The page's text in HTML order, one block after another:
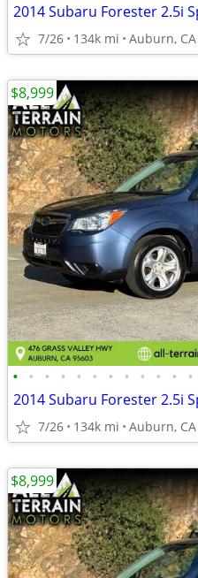
7/26 134k mi Auburn, CA
• • • • • • • • • • • •
7/26 134k mi Auburn, CA
$8,999
$8,999